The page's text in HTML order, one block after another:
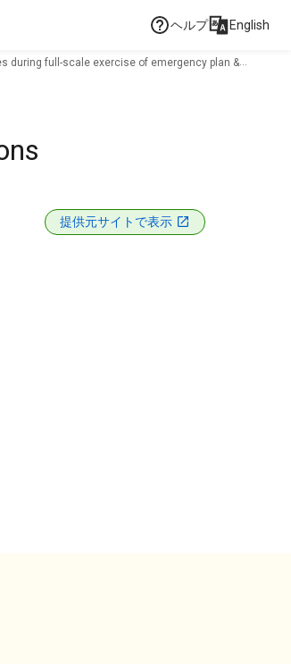
ヘルプ English
during full-scale exercise of emergency plan &
提供元サイトで表示